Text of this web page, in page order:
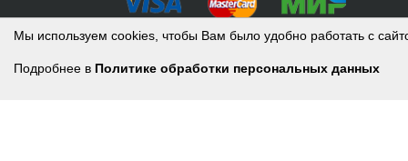
Мы используем cookies, чтобы Вам было удобно работать с
Подробнее в Политике обработки персональных данных